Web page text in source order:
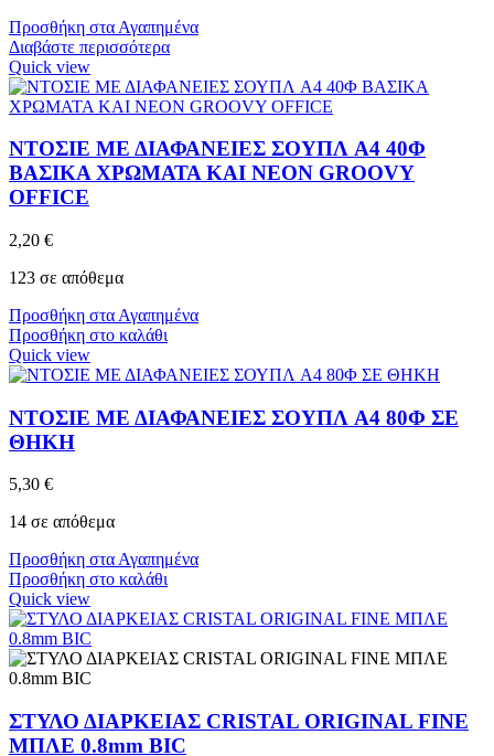
Προσθήκη στα Αγαπημένα
Διαβάστε περισσότερα
Quick view
ΝΤΟΣΙΕ ΜΕ ΔΙΑΦΑΝΕΙΕΣ ΣΟΥΠΛ A4 40Φ
ΒΑΣΙΚΑ ΧΡΩΜΑΤΑ ΚΑΙ NEON GROOVY
OFFICE
2,20 €
123 σε απόθεμα
Προσθήκη στα Αγαπημένα
Προσθήκη στο καλάθι
Quick view
ΝΤΟΣΙΕ ΜΕ ΔΙΑΦΑΝΕΙΕΣ ΣΟΥΠΛ A4 80Φ ΣΕ
ΘΗΚΗ
5,30 €
14 σε απόθεμα
Προσθήκη στα Αγαπημένα
Προσθήκη στο καλάθι
Quick view
ΣΤΥΛΟ ΔΙΑΡΚΕΙΑΣ CRISTAL ORIGINAL FINE
ΜΠΛΕ 0.8mm BIC